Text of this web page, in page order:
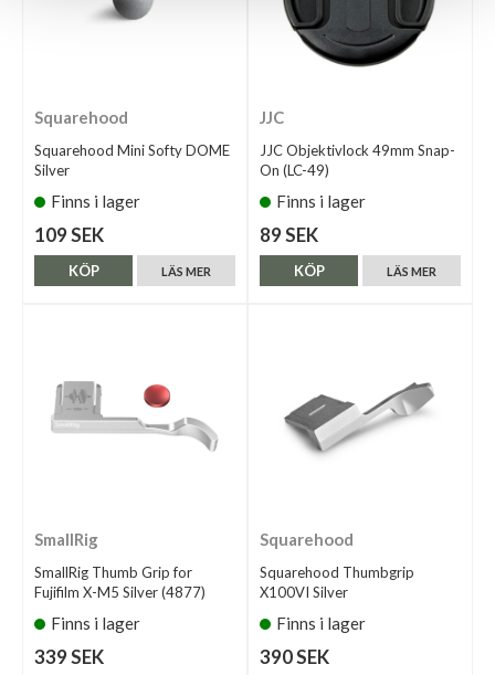
Squarehood
Squarehood Mini Softy DOME
Silver
Finns i lager
109 SEK
LÄS MER
KÖP
JJC
JJC Objektivlock 49mm Snap-
On (LC-49)
Finns i lager
89 SEK
LÄS MER
KÖP
SmallRig
SmallRig Thumb Grip for
Fujifilm X-M5 Silver (4877)
Finns i lager
339 SEK
Squarehood
Squarehood Thumbgrip
X100VI Silver
Finns i lager
390 SEK